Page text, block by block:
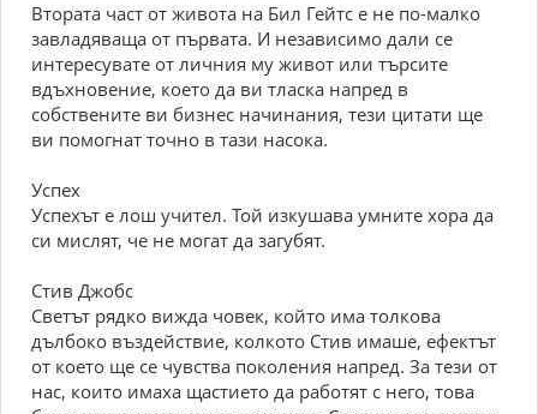
Втората част от живота на Бил Гейтс е не по-малко
завладяваща от първата. И независимо дали се
интересувате от личния му живот или търсите
вдъхновение, което да ви тласка напред в
собствените ви бизнес начинания, тези цитати ще
ви помогнат точно в тази насока.
Успех
Успехът е лош учител. Той изкушава умните хора да
си мислят, че не могат да загубят.
Стив Джобс
Светът рядко вижда човек, който има толкова
дълбоко въздействие, колкото Стив имаше, ефектът
от което ще се чувства поколения напред. За тези от
нас, които имаха щастието да работят с него, това